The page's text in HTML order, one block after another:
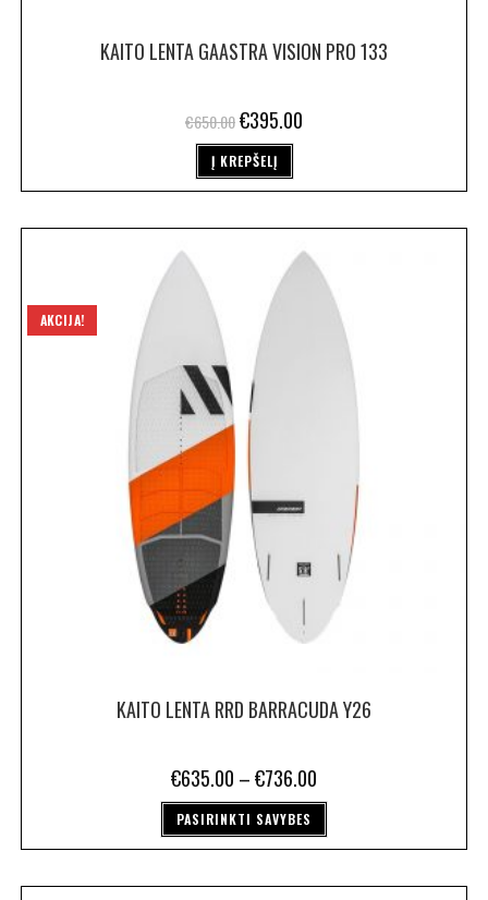
KAITO LENTA GAASTRA VISION PRO 133
€650.00€395.00
Į KREPŠELĮ
AKCIJA!
KAITO LENTA RRD BARRACUDA Y26
€635.00 –€736.00
PASIRINKTI SAVYBES